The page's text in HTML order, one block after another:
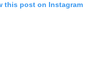
this post on Instagram